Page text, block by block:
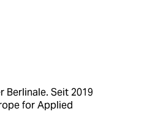
Berlinale. Seit 2019
for Applied